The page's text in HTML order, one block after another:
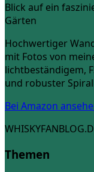
Blick auf ein
Gärten
Hochwertiger
mit Fotos von
lichtbeständigem,
und robuster
Bei Amazon
Themen